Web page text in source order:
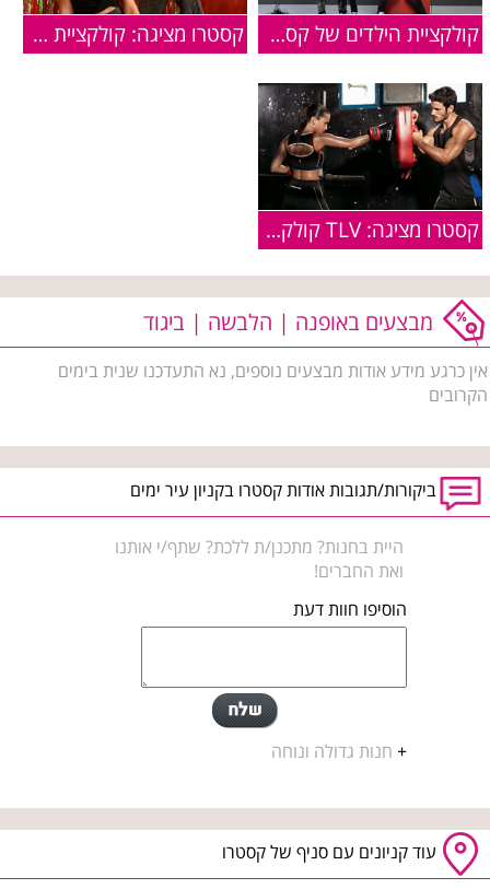
קולקציית הילדים של קסטרו סתיו-חורף 2019-2020 קסטרו מציגה: קולקציית סילבסטר חגיגית
קסטרו מציגה: TLV קולקציית אקטיב - ללא הפסקה
מבצעים באופנה | הלבשה | ביגוד
אין כרגע מידע אודות מבצעים נוספים, נא התעדכנו שנית בימים
הקרובים
ביקורות/תגובות אודות קסטרו בקניון עיר ימים
היית בחנות? מתכנן/ת ללכת? שתף/י אותנו
ואת החברים!
הוסיפו חוות דעת
+ חנות גדולה ונוחה
עוד קניונים עם סניף של קסטרו